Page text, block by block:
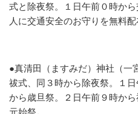
式と除夜祭。１日午前０時か
人に交通安全のお守りを無料配
●真清田（ますみだ）神社（一
祓式、同３時から除夜祭。１
から歳旦祭。２日午前９時か
元始祭。